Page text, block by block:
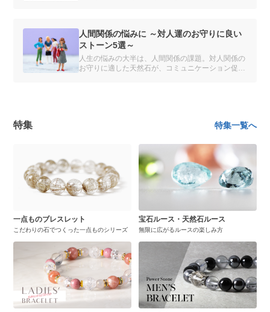
人間関係の悩みに ～対人運のお守りに良い
ストーン5選～
人生の悩みの大半は、人間関係の課題。対人関係の
お守りに適した天然石が、コミュニケーション促進
特集 特集一覧へ
一点ものブレスレット
こだわりの石でつくった一点ものシリーズ
宝石ルース・天然石ルース
無限に広がるルースの楽しみ方